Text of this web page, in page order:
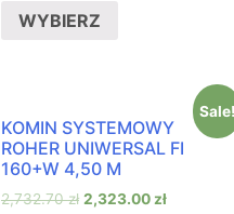
WYBIERZ
KOMIN SYSTEMOWY
ROHER UNIWERSAL FI
160+W 4,50 M
2,732.70zł 2,323.00 zł